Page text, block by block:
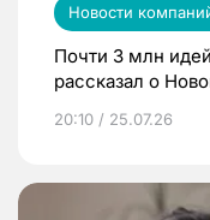
Новости
Почти 3 млн
рассказал о
20:10 / 25.07.26